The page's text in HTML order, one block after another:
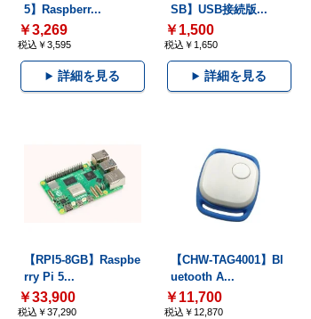
5】Raspberr...
￥3,269
税込￥3,595
詳細を見る
SB】USB接続版...
￥1,500
税込￥1,650
詳細を見る
【RPI5-8GB】Raspbe
rry Pi 5...
￥33,900
税込￥37,290
【CHW-TAG4001】Bl
uetooth A...
￥11,700
税込￥12,870